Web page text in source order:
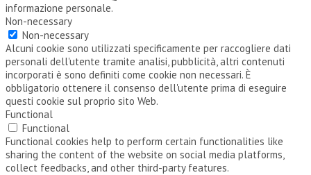
informazione personale.
Non-necessary
Non-necessary
Alcuni cookie sono utilizzati specificamente per raccogliere dati
personali dell'utente tramite analisi, pubblicità, altri contenuti
incorporati è sono definiti come cookie non necessari. È
obbligatorio ottenere il consenso dell'utente prima di eseguire
questi cookie sul proprio sito Web.
Functional
Functional
Functional cookies help to perform certain functionalities like
sharing the content of the website on social media platforms,
collect feedbacks, and other third-party features.